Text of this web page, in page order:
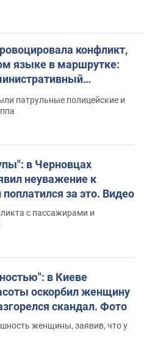
конфликт,
языке в маршрутке:
патрульные полицейские и
в Черновцах
неуважение к
за это. Видео
с пассажирами и
в Киеве
оскорбил женщину
скандал. Фото
женщины, заявив, что у